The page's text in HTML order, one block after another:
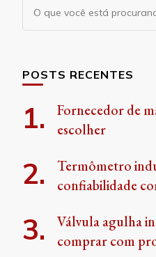
POSTS RECENTES
Fornecedor de
escolher
Termômetro
confiabilidade
Válvula agulha
comprar com